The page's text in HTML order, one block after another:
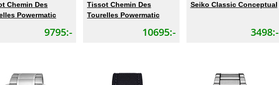
Chemin Des
Powermatic
9795:-
Tissot Chemin Des
Tourelles Powermatic
10695:-
Seiko Classic Conceptual
3498:-